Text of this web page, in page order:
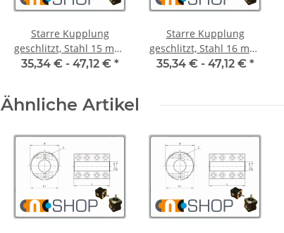
Starre Kupplung
geschlitzt, Stahl 15 mm,
je Stk.
35,34 € - 47,12 € *
Starre Kupplung
geschlitzt, Stahl 16 mm,
je Stk.
35,34 € - 47,12 € *
Ähnliche Artikel